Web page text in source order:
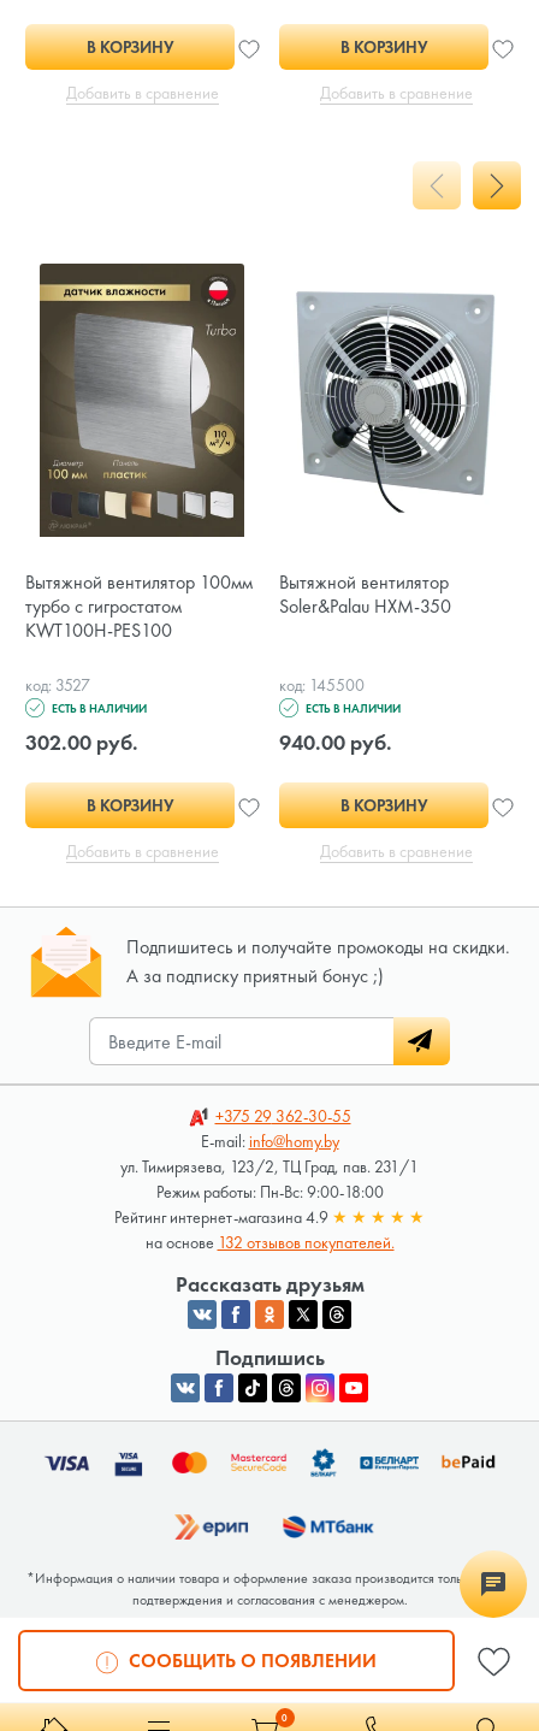
0
СООБЩИТЬ О ПОЯВЛЕНИИ
В КОРЗИНУ
Добавить в сравнение
В КОРЗИНУ
Добавить в сравнение
Вытяжной вентилятор 100мм
турбо с гигростатом
KWT100H-PES100
код: 3527
ЕСТЬ В НАЛИЧИИ
302.00 руб.
В КОРЗИНУ
Добавить в сравнение
Вытяжной вентилятор
Soler&Palau HXM-350
код: 145500
ЕСТЬ В НАЛИЧИИ
940.00 руб.
В КОРЗИНУ
Добавить в сравнение
Подпишитесь и получайте промокоды на скидки.
А за подписку приятный бонус ;)
+375 29362-30-55
E-mail:info@homy.by
ул. Тимирязева, 123/2, ТЦ Град, пав. 231/1
Режим работы: Пн-Вс: 9:00-18:00
Рейтинг интернет-магазина 4.9 ★ ★ ★ ★ ★
на основе 132 отзывов покупателей.
Рассказать друзьям
Подпишись
*Информация о наличии товара и оформление заказа производится только после
подтверждения и согласования с менеджером.
Общество с ограниченной ответственностью «Люкрай» Юридический адрес:
220062, г. Минск, ул. Тимирязева, дом 123, корп. 2, оф. 367/2 Почтовый адрес:
220062, г. Минск, ул. Тимирязева, дом 123, корп. 2, оф. 367/2 УНП 691764371
Интернет-магазин зарегистрирован в Торговом реестре РБ под номером 768117 от
04.02.2026.